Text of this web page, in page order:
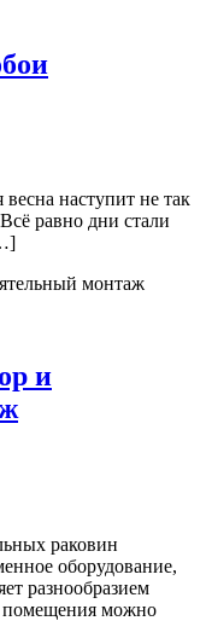
наступит не так
равно дни стали
и
раковин
оборудование,
разнообразием
помещения можно